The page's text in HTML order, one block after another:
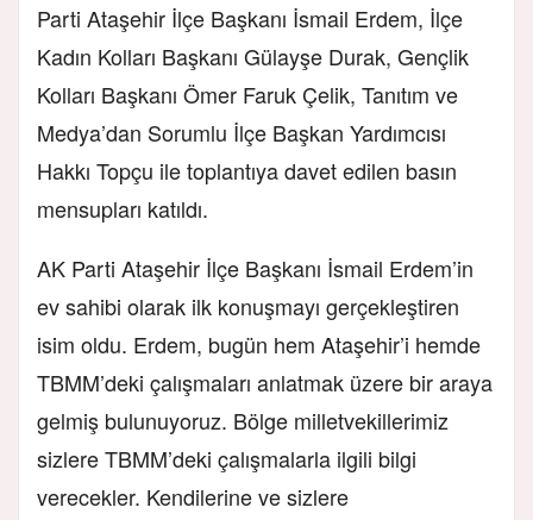
Parti Ataşehir İlçe Başkanı İsmail Erdem, İlçe
Kadın Kolları Başkanı Gülayşe Durak, Gençlik
Kolları Başkanı Ömer Faruk Çelik, Tanıtım ve
Medya’dan Sorumlu İlçe Başkan Yardımcısı
Hakkı Topçu ile toplantıya davet edilen basın
mensupları katıldı.
AK Parti Ataşehir İlçe Başkanı İsmail Erdem’in
ev sahibi olarak ilk konuşmayı gerçekleştiren
isim oldu. Erdem, bugün hem Ataşehir’i hemde
TBMM’deki çalışmaları anlatmak üzere bir araya
gelmiş bulunuyoruz. Bölge milletvekillerimiz
sizlere TBMM’deki çalışmalarla ilgili bilgi
verecekler. Kendilerine ve sizlere